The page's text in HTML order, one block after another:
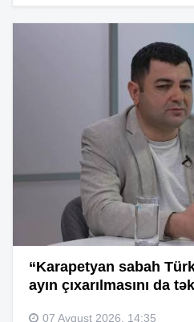
“Karapetyan sabah
ayın çıxarılmasını da
07 Avqust 2026, 14:35